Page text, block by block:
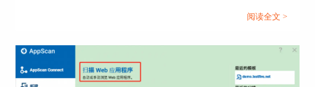
种测试脚本等方式来检测目标系统的安全性。这些
涉及对目标系统网络配置的更改。
2. IP地址的概念：IP地址是网络设备在互联网上的
是就有了各种安全扫描工具，AppScan就是其中一个，它的
么，AppScan是什么工具 AppScan好用吗？今天我们就来聊
聊这个工具，看看它到底值不值得你使用。...
阅读全文 >